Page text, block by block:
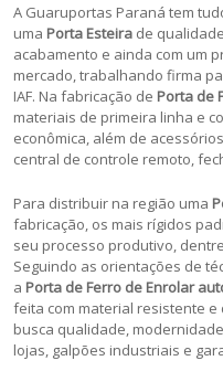
A Guaruportas Paraná tem
uma Porta Esteira de
acabamento e ainda com um
mercado, trabalhando firma
IAF. Na fabricação de Porta de
materiais de primeira linha e
econômica, além de
central de controle remoto,
Para distribuir na região uma
fabricação, os mais rígidos
seu processo produtivo, dentre
Seguindo as orientações de
a Porta de Ferro de Enrolar
feita com material resistente
busca qualidade,
lojas, galpões industriais e